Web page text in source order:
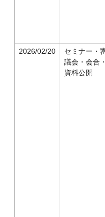
2026/02/20
セミナー・
議会・会合
資料公開